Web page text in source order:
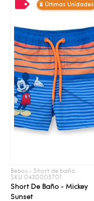
⏳ Últimas Unidades
Bebos • Short de baño
SKU 0430005701
Short De Baño - Mickey
Sunset